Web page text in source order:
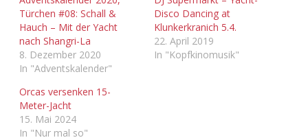
Türchen #08: Schall &
Hauch – Mit der Yacht
nach Shangri-La
8. Dezember 2020
In "Adventskalender"
Disco Dancing at
Klunkerkranich 5.4.
22. April 2019
In "Kopfkinomusik"
Orcas versenken 15-
Meter-Jacht
15. Mai 2024
In "Nur mal so"